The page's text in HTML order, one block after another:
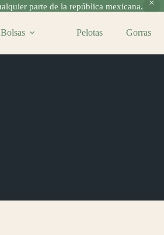
parte de la república mexicana.
Bolsas Pelotas Gorras